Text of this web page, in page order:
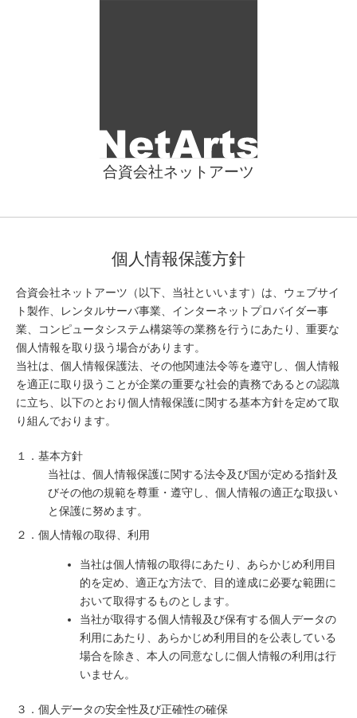
合資会社ネットアーツ
個人情報保護方針
合資会社ネットアーツ（以下、当社といいます）は、ウェブサイ
ト製作、レンタルサーバ事業、インターネットプロバイダー事
業、コンピュータシステム構築等の業務を行うにあたり、重要な
個人情報を取り扱う場合があります。
当社は、個人情報保護法、その他関連法令等を遵守し、個人情報
を適正に取り扱うことが企業の重要な社会的責務であるとの認識
に立ち、以下のとおり個人情報保護に関する基本方針を定めて取
り組んでおります。
１．基本方針
当社は、個人情報保護に関する法令及び国が定める指針及
びその他の規範を尊重・遵守し、個人情報の適正な取扱い
と保護に努めます。
２．個人情報の取得、利用
当社は個人情報の取得にあたり、あらかじめ利用目
的を定め、適正な方法で、目的達成に必要な範囲に
おいて取得するものとします。
当社が取得する個人情報及び保有する個人データの
利用にあたり、あらかじめ利用目的を公表している
場合を除き、本人の同意なしに個人情報の利用は行
いません。
３．個人データの安全性及び正確性の確保